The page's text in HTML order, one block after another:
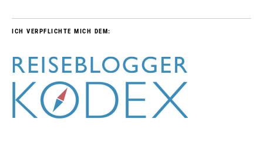
ICH VERPFLICHTE MICH DEM: